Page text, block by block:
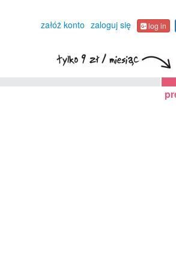
załóż konto zaloguj się log in